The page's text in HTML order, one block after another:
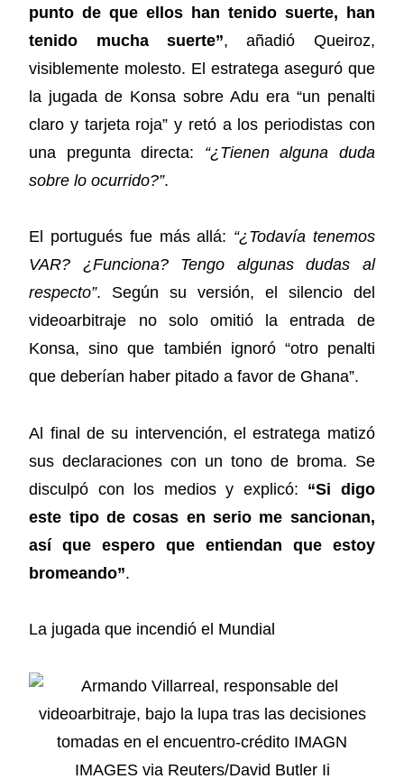
punto de que ellos han tenido suerte, han
tenido mucha suerte”, añadió Queiroz,
visiblemente molesto. El estratega aseguró que
la jugada de Konsa sobre Adu era “un penalti
claro y tarjeta roja” y retó a los periodistas con
una pregunta directa: “¿Tienen alguna duda
sobre lo ocurrido?”.
El portugués fue más allá: “¿Todavía tenemos
VAR? ¿Funciona? Tengo algunas dudas al
respecto”. Según su versión, el silencio del
videoarbitraje no solo omitió la entrada de
Konsa, sino que también ignoró “otro penalti
que deberían haber pitado a favor de Ghana”.
Al final de su intervención, el estratega matizó
sus declaraciones con un tono de broma. Se
disculpó con los medios y explicó: “Si digo
este tipo de cosas en serio me sancionan,
así que espero que entiendan que estoy
bromeando”.
La jugada que incendió el Mundial